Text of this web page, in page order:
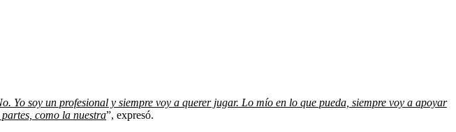
Yo soy un profesional y siempre voy a querer jugar. Lo mío en lo que pueda, siempre voy a apoyar
como la nuestra”, expresó.